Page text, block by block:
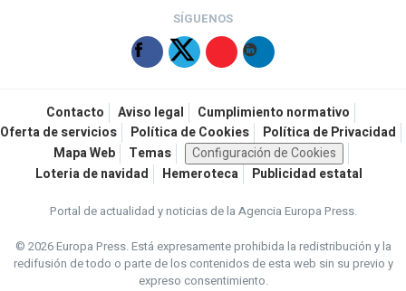
SÍGUENOS
Contacto Aviso legal
Cumplimiento normativo
Oferta de servicios
Política de Cookies
Política de Privacidad
Mapa Web
Temas
Configuración de Cookies
Loteria de navidad
Hemeroteca Publicidad estatal
Portal de actualidad y noticias de la Agencia Europa Press.
© 2026 Europa Press.Está expresamente prohibida la redistribución y la
redifusión de todo o parte de los contenidos de esta web sin su previo y
expreso consentimiento.